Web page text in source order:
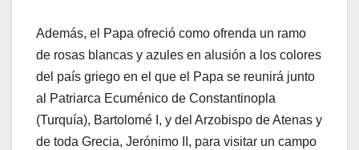
Además, el Papa ofreció como ofrenda un ramo
de rosas blancas y azules en alusión a los colores
del país griego en el que el Papa se reunirá junto
al Patriarca Ecuménico de Constantinopla
(Turquía), Bartolomé I, y del Arzobispo de Atenas y
de toda Grecia, Jerónimo II, para visitar un campo